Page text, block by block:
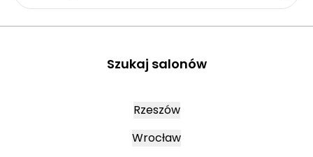
Szukaj salonów
Rzeszów
Wrocław